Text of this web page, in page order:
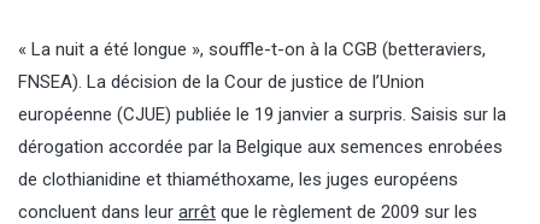
« La nuit a été longue », souffle-t-on à la CGB (betteraviers,
FNSEA). La décision de la Cour de justice de l’Union
européenne (CJUE) publiée le 19 janvier a surpris. Saisis sur la
dérogation accordée par la Belgique aux semences enrobées
de clothianidine et thiaméthoxame, les juges européens
concluent dans leur arrêt que le règlement de 2009 sur les